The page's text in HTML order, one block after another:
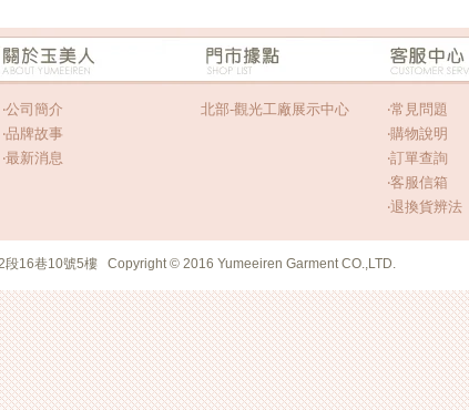
‧公司簡介
‧品牌故事
‧最新消息
北部-觀光工廠展示中心 ‧常見問題
‧購物說明
‧訂單查詢
‧客服信箱
‧退換貨辨法
段16巷10號5樓 Copyright © 2016 Yumeeiren Garment CO.,LTD.